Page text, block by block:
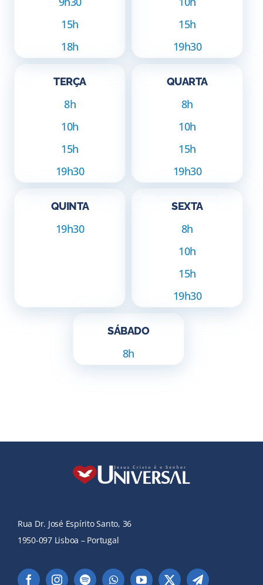
15h
18h
15h
19h30
TERÇA
8h
10h
15h
19h30
QUARTA
8h
10h
15h
19h30
QUINTA
19h30
SEXTA
8h
10h
15h
19h30
SÁBADO
8h
Rua Dr. José Espírito Santo, 36
1950-097 Lisboa – Portugal